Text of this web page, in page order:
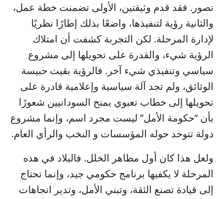
تصور. فقد قدم وثيقتين، الأولى تضمنت خطة عمل،
والثانية رؤية لتنفيذها، واضعًا بذلك إطارًا نظريًا
لإدارة المرحلة. لكن التجربة كشفت أن امتلاك
الرؤية شيء، والقدرة على تحويلها إلى مشروع
سياسي وتنفيذي شيء آخر. فالرؤية بقيت حبيسة
الوثائق، ولم تجد آلة سياسية وإعلامية قادرة على
تحويلها إلى خطاب تعبوي يمنح السودانيين شعورًا
بأن “حكومة الأمل” ليست مجرد اسم، وإنما مشروع
دولة تتوحد حوله المؤسسات و النخب والرأي العام.
ولعل هذا كان أول مظاهر الخلل. فالبلاد في هذه
المرحلة لا يكفيها برنامج حكومي جيد، وإنما تحتاج
إلى قيادة تصنع الثقة، وتبني الأمل، وتدير اتجاهات